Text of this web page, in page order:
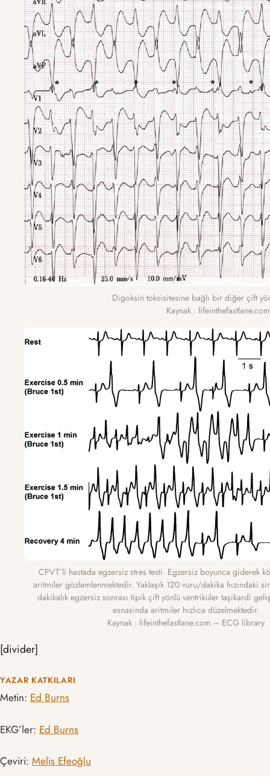
Digoksin toksisitesine bağlı bir diğer çift
Kaynak :
CPVT’li hastada egzersiz stres testi. Egzersiz boyunca giderek
aritmiler gözlemlenmektedir. Yaklaşık 120 vuru/dakika hızındaki
dakikalık egzersiz sonrası tipik çift yönlü ventriküler taşikardi
esnasında aritmiler hızlıca düzelmektedir.
Kaynak : lifeinthefastlane.com – ECG library
[divider]
YAZAR KATKILARI
Metin: Ed Burns
EKG’ler: Ed Burns
Çeviri: Melis Efeoğlu